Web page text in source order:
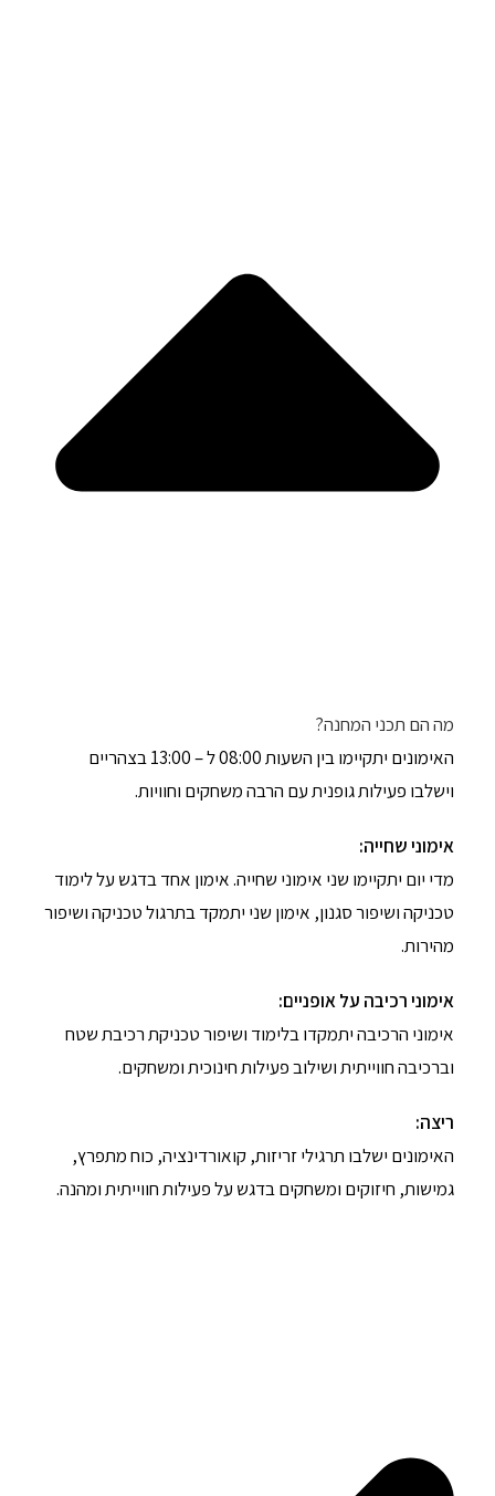
מה הם תכני המחנה?
האימונים יתקיימו בין השעות 08:00 ל – 13:00 בצהריים
וישלבו פעילות גופנית עם הרבה משחקים וחוויות.
אימוני שחייה:
מדי יום יתקיימו שני אימוני שחייה. אימון אחד בדגש על לימוד
טכניקה ושיפור סגנון, אימון שני יתמקד בתרגול טכניקה ושיפור
מהירות.
אימוני רכיבה על אופניים:
אימוני הרכיבה יתמקדו בלימוד ושיפור טכניקת רכיבת שטח
וברכיבה חווייתית ושילוב פעילות חינוכית ומשחקים.
ריצה:
האימונים ישלבו תרגילי זריזות, קואורדינציה, כוח מתפרץ,
גמישות, חיזוקים ומשחקים בדגש על פעילות חווייתית ומהנה.